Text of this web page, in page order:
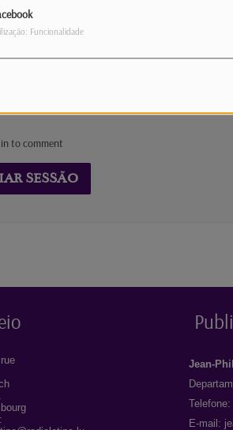
Funcionalidade
básicas ou até memso
tudo!
to comment
SESSÃO
Jean-
E-mail: